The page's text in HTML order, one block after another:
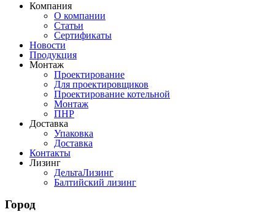
Компания
О компании
Статьи
Сертификаты
Новости
Продукция
Монтаж
Проектирование
Для проектировщиков
Проектирование котельной
Монтаж
ПНР
Доставка
Упаковка
Доставка
Контакты
Лизинг
ДельтаЛизинг
Балтийский лизинг
Город